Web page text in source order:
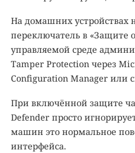
На домашних устройствах
переключатель в «Защите
управляемой среде
Tamper Protection через
Configuration Manager или
При включённой защите
Defender просто
машин это нормальное
интерфейса.